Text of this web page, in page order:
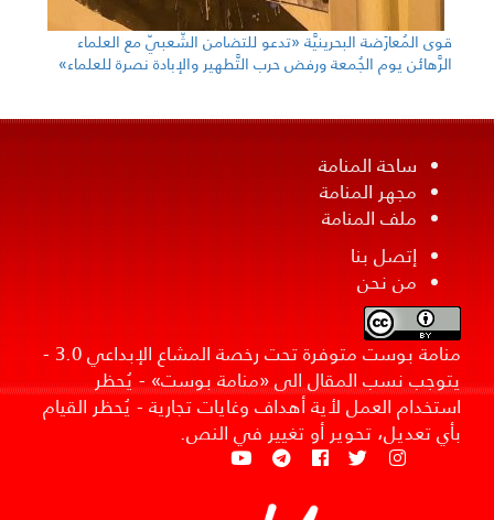
قوى المُعارَضة البحرينيَّة «تدعو للتضامن الشّعبيّ مع العلماء
الرَّهائن يوم الجُمعة ورفض حرب التَّطهير والإبادة نصرة للعلماء»
ساحة المنامة
مجهر المنامة
ملف المنامة
إتصل بنا
من نحن
منامة بوست متوفرة تحت رخصة المشاع الإبداعي 3.0 -
يتوجب نسب المقال الى «منامة بوست» - يُحظر
استخدام العمل لأية أهداف وغايات تجارية - يُحظر القيام
بأي تعديل، تحوير أو تغيير في النص.